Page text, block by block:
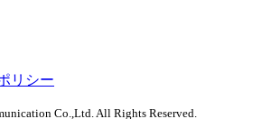
リシー
Co.,Ltd. All Rights Reserved.